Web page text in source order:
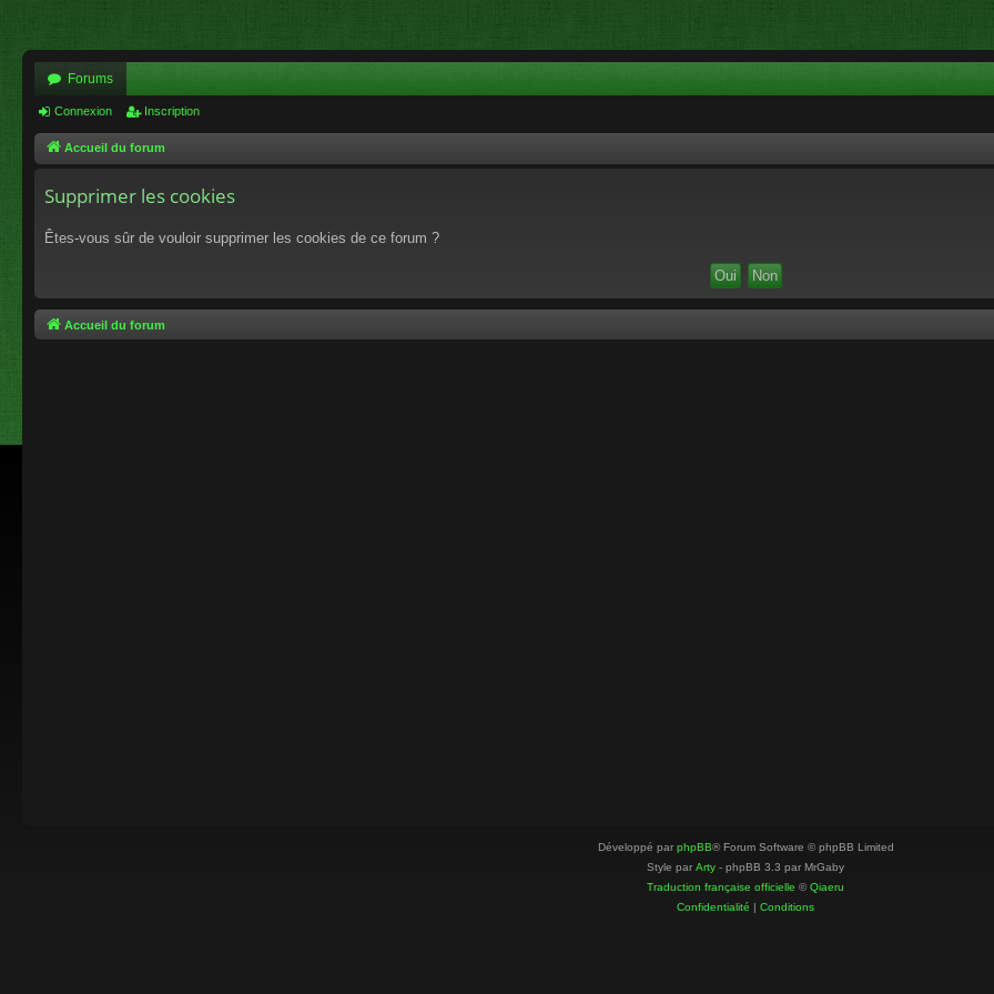
Forums
Connexion Inscription
Accueil du forum
Supprimer les cookies
Êtes-vous sûr de vouloir supprimer les cookies de ce forum ?
Accueil du forum
Développé par phpBB® Forum Software © phpBB Limited
Style par Arty - phpBB 3.3 par MrGaby
Traduction française officielle ©Qiaeru
Confidentialité | Conditions